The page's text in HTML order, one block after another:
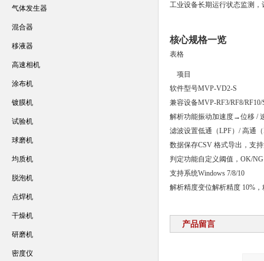
工业设备长期运行状态监测
核心规格一览
表格
项目
软件型号MVP-VD2-S
兼容设备MVP-RF3/RF8/
解析功能振动加速度→位移 /
滤波设置低通（LPF）/ 高通
数据保存CSV 格式导出，支
判定功能自定义阈值，OK/
支持系统Windows 7/8/10
解析精度变位解析精度 10%
产品留言
气体发生器
混合器
移液器
高速相机
涂布机
镀膜机
试验机
球磨机
均质机
脱泡机
点焊机
干燥机
研磨机
密度仪